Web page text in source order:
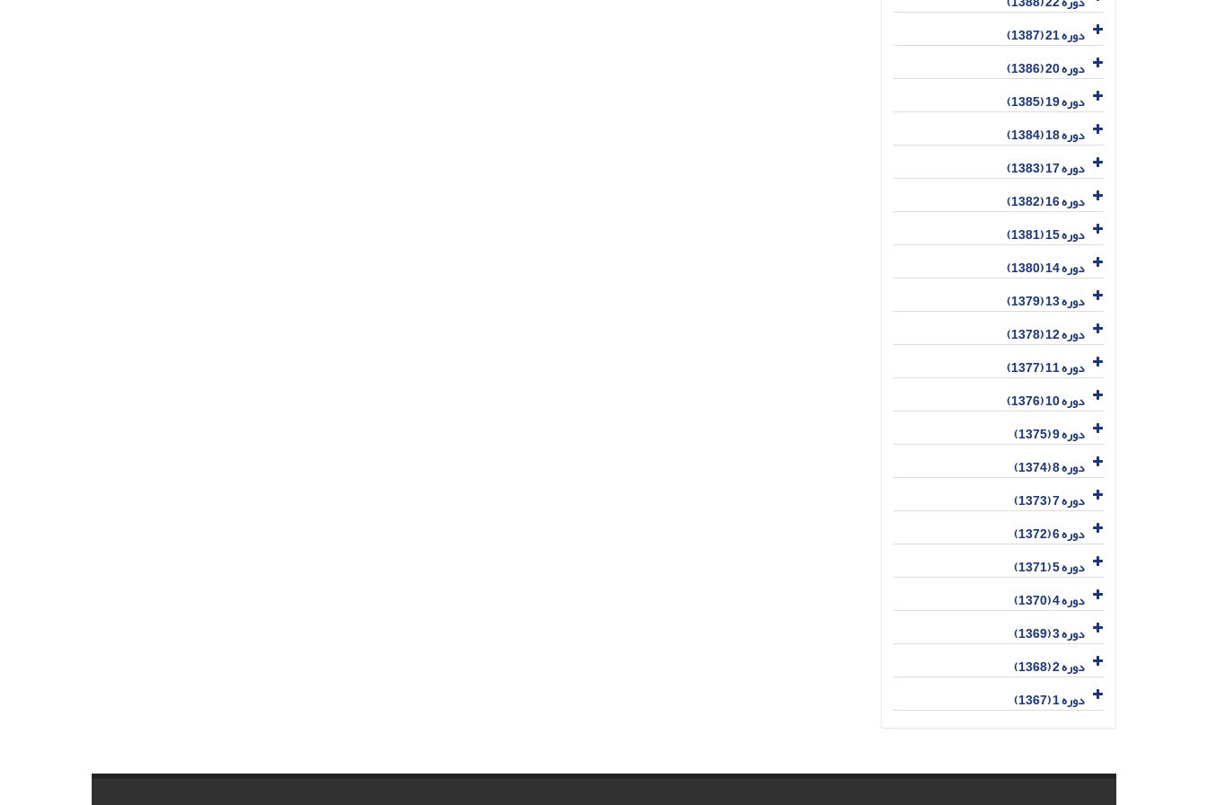
دوره 21 (1387)
دوره 20 (1386)
دوره 19 (1385)
دوره 18 (1384)
دوره 17 (1383)
دوره 16 (1382)
دوره 15 (1381)
دوره 14 (1380)
دوره 13 (1379)
دوره 12 (1378)
دوره 11 (1377)
دوره 10 (1376)
دوره 9 (1375)
دوره 8 (1374)
دوره 7 (1373)
دوره 6 (1372)
دوره 5 (1371)
دوره 4 (1370)
دوره 3 (1369)
دوره 2 (1368)
دوره 1 (1367)